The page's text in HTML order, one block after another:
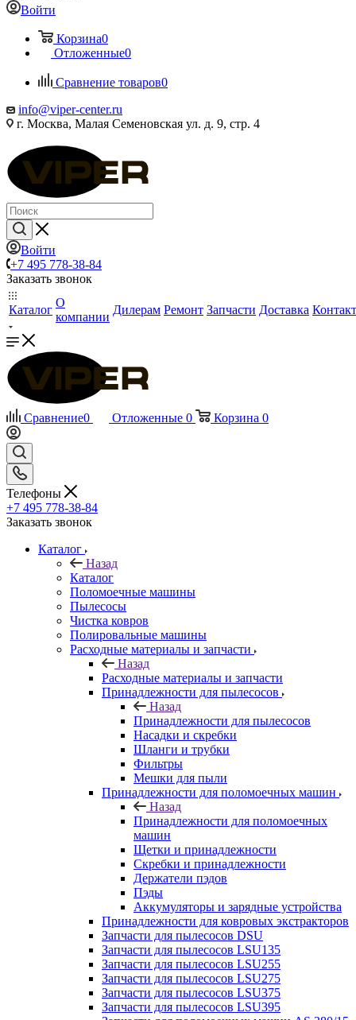
Войти
Корзина0
Отложенные0
Сравнение товаров0
info@viper-center.ru
г. Москва, Малая Семеновская ул. д. 9, стр. 4
Войти
+7 495 778-38-84
Заказать звонок
Каталог
О
компании
Дилерам Ремонт Запчасти Доставка
Сравнение0 Отложенные 0 Корзина 0
Телефоны
+7 495 778-38-84
Заказать звонок
Каталог
Назад
Каталог
Поломоечные машины
Пылесосы
Чистка ковров
Полировальные машины
Расходные материалы и запчасти
Назад
Расходные материалы и запчасти
Принадлежности для пылесосов
Назад
Принадлежности для пылесосов
Насадки и скребки
Шланги и трубки
Фильтры
Мешки для пыли
Принадлежности для поломоечных машин
Назад
Принадлежности для поломоечных
машин
Щетки и принадлежности
Скребки и принадлежности
Держатели пэдов
Пэды
Аккумуляторы и зарядные устройства
Принадлежности для ковровых экстракторов
Запчасти для пылесосов DSU
Запчасти для пылесосов LSU135
Запчасти для пылесосов LSU255
Запчасти для пылесосов LSU275
Запчасти для пылесосов LSU375
Запчасти для пылесосов LSU395